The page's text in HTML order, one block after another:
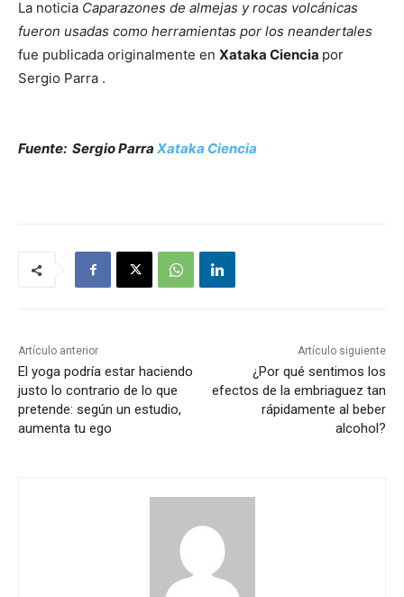
La noticia Caparazones de almejas y rocas volcánicas
fueron usadas como herramientas por los neandertales
fue publicada originalmente en Xataka Ciencia por
Sergio Parra .
Fuente: Sergio Parra Xataka Ciencia
Artículo anterior
El yoga podría estar haciendo
justo lo contrario de lo que
pretende: según un estudio,
aumenta tu ego
Artículo siguiente
¿Por qué sentimos los
efectos de la embriaguez tan
rápidamente al beber
alcohol?